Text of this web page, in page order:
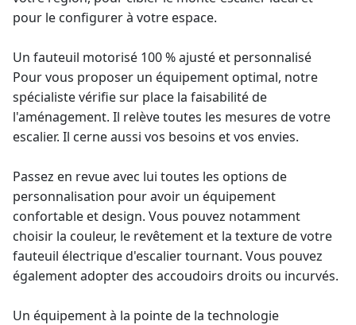
pour le configurer à votre espace.
Un fauteuil motorisé 100 % ajusté et personnalisé
Pour vous proposer un équipement optimal, notre
spécialiste vérifie sur place la faisabilité de
l'aménagement. Il relève toutes les mesures de votre
escalier. Il cerne aussi vos besoins et vos envies.
Passez en revue avec lui toutes les options de
personnalisation pour avoir un équipement
confortable et design. Vous pouvez notamment
choisir la couleur, le revêtement et la texture de votre
fauteuil électrique d'escalier tournant. Vous pouvez
également adopter des accoudoirs droits ou incurvés.
Un équipement à la pointe de la technologie